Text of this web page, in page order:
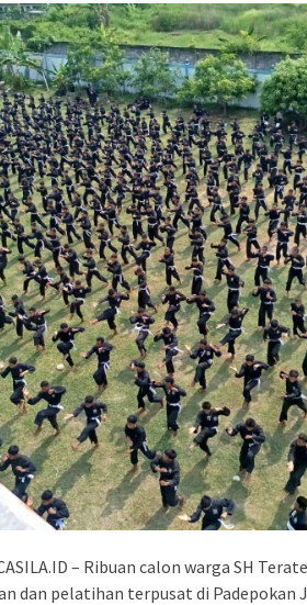
– Ribuan calon warga SH
dan pelatihan terpusat di Padepokan